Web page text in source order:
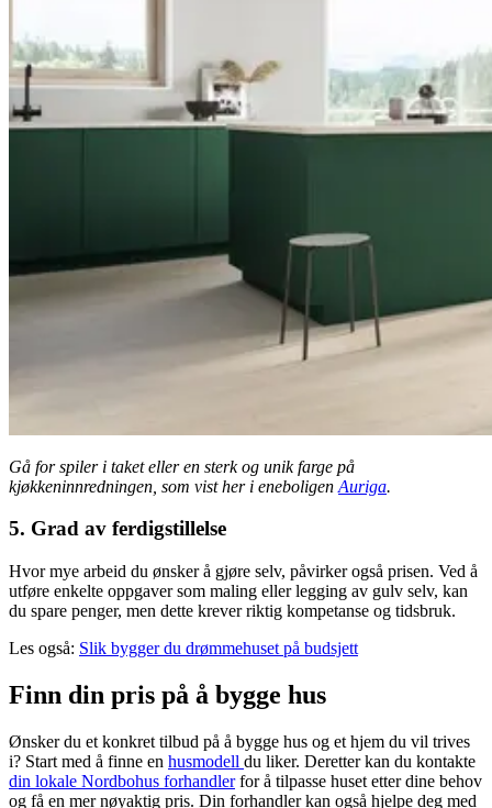
Gå for spiler i taket eller en sterk og unik farge på
kjøkkeninnredningen, som vist her i eneboligen Auriga.
5. Grad av ferdigstillelse
Hvor mye arbeid du ønsker å gjøre selv, påvirker også prisen. Ved å
utføre enkelte oppgaver som maling eller legging av gulv selv, kan
du spare penger, men dette krever riktig kompetanse og tidsbruk.
Les også: Slik bygger du drømmehuset på budsjett
Finn din pris på å bygge hus
Ønsker du et konkret tilbud på å bygge hus og et hjem du vil trives
i? Start med å finne en husmodell du liker. Deretter kan du kontakte
din lokale Nordbohus forhandlerfor å tilpasse huset etter dine behov
og få en mer nøyaktig pris. Din forhandler kan også hjelpe deg med